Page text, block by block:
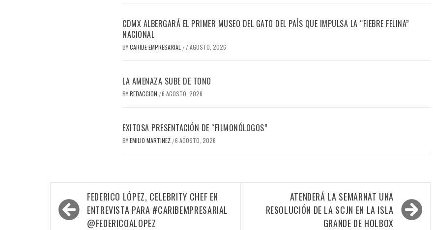
CDMX ALBERGARÁ EL PRIMER MUSEO DEL GATO DEL PAÍS QUE IMPULSA LA “FIEBRE FELINA”
NACIONAL
BYCARIBE EMPRESARIAL / 7 AGOSTO, 2026
LA AMENAZA SUBE DE TONO
BYREDACCION /6 AGOSTO, 2026
EXITOSA PRESENTACIÓN DE “FILMONÓLOGOS”
BYEMILIO MARTINEZ /6 AGOSTO, 2026
Navegación
de
FEDERICO LÓPEZ, CELEBRITY CHEF EN
ENTREVISTA PARA #CARIBEMPRESARIAL
@FEDERICOALOPEZ
ATENDERÁ LA SEMARNAT UNA
RESOLUCIÓN DE LA SCJN EN LA ISLA
GRANDE DE HOLBOX